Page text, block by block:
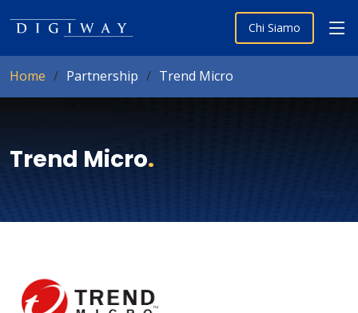
Chi Siamo
Home Partnership Trend Micro
Trend Micro.